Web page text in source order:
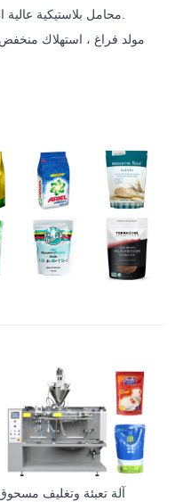
مولد فراغ ، استهلاك
آلة تعبئة وتغليف